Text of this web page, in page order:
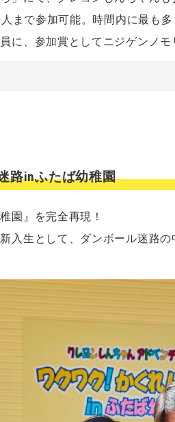
まで参加可能。時間内に最も
に、参加賞としてニジゲンノ
路inふたば幼稚園
園』を完全再現！
入生として、ダンボール迷路